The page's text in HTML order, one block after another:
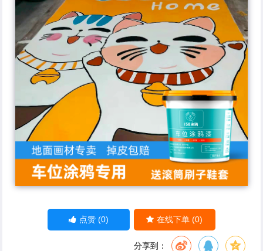
点赞(0) 在线下单 (0)
分享到：